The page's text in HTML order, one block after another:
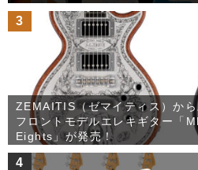
3
ZEMAITIS（ゼマイティス）か
フロントモデルエレキギター「
Eights」が発売！
4